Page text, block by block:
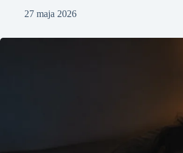
27 maja 2026